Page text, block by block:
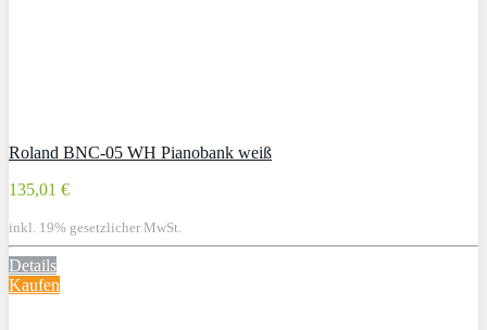
Roland BNC-05 WH Pianobank weiß
135,01 €
inkl. 19% gesetzlicher MwSt.
Details
Kaufen